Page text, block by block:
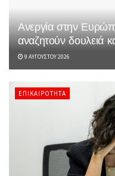
Ανεργία στην
αναζητούν δουλειά
9 ΑΥΓΟΎΣΤΟΥ 2026
ΕΠΙΚΑΙΡΌΤΗΤΑ